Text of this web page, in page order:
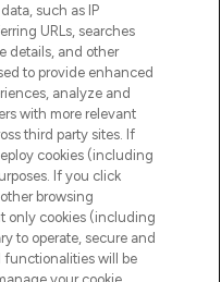
cookies
My Personal
such as IP
URLs, searches
details, and other
to provide enhanced
analyze and
with more relevant
third party sites. If
cookies (including
If you click
browsing
only cookies (including
to operate, secure and
functionalities will be